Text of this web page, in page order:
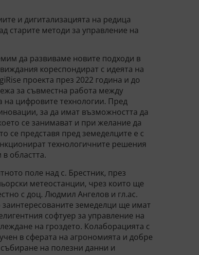
и дигитализацията на редица
старите методи за управление на
да развиваме новите подходи в
кореспондират с идеята на
проекта през 2022 година и до
за съвместна работа между
на цифровите технологии. Пред
за да имат възможността да
се занимават и при желание да
се представя пред земеделците е с
технологичните решения
областта.
поле над с. Брестник, през
метеостанции, чрез които ще
с доц. Людмил Ангелов и гл.ас.
земеделци ще имат
софтуер за управление на
на гроздето. Колаборацията с
в сферата на агрономията и добре
на полезни данни и